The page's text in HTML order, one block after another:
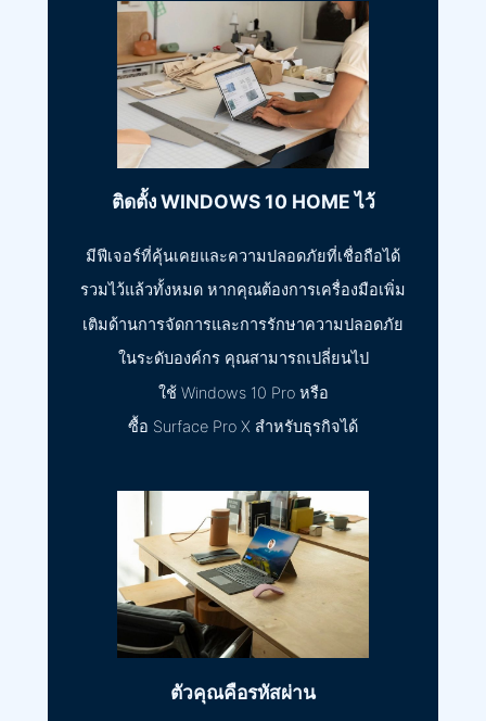
ติดตั้ง WINDOWS 10 HOME ไว้
มีฟีเจอร์ที่คุ้นเคยและความปลอดภัยที่เชื่อถือได้
รวมไว้แล้วทั้งหมด หากคุณต้องการเครื่องมือเพิ่ม
เติมด้านการจัดการและการรักษาความปลอดภัย
ในระดับองค์กร คุณสามารถเปลี่ยนไป
ใช้ Windows 10 Pro หรือ
ซื้อ Surface Pro X สำหรับธุรกิจได้
ตัวคุณคือรหัสผ่าน